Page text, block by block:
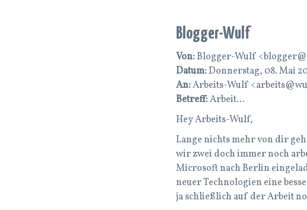
Blogger-Wulf
Von:Blogger-Wulf
Datum:Donnerstag, 08. Mai
An:Arbeits-Wulf
Betreff:Arbeit…
Hey Arbeits-Wulf,
Lange nichts mehr von dir
wir zwei doch immer noch
Microsoft nach Berlin
neuer Technologien eine
ja schließlich auf der Arbeit